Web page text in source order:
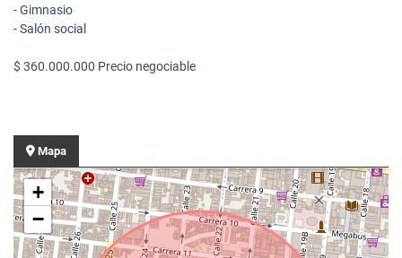
- Gimnasio
- Salón social
$ 360.000.000 Precio negociable
Mapa
+
−